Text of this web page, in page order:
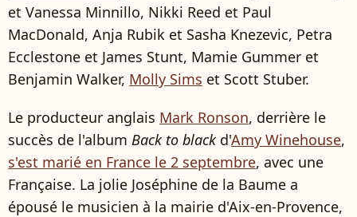
et Vanessa Minnillo, Nikki Reed et Paul
MacDonald, Anja Rubik et Sasha Knezevic, Petra
Ecclestone et James Stunt, Mamie Gummer et
Benjamin Walker, Molly Sims et Scott Stuber.
Le producteur anglais Mark Ronson, derrière le
succès de l'album Back to blackd'Amy Winehouse,
s'est marié en France le 2 septembre, avec une
Française. La jolie Joséphine de la Baume a
épousé le musicien à la mairie d'Aix-en-Provence,